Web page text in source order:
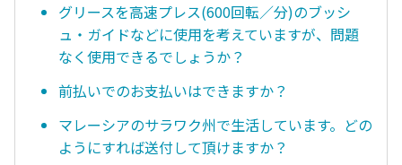
グリースを高速プレス(600回転／分)のブッシ
ュ・ガイドなどに使用を考えていますが、問題
なく使用できるでしょうか？
前払いでのお支払いはできますか？
マレーシアのサラワク州で生活しています。どの
ようにすれば送付して頂けますか？